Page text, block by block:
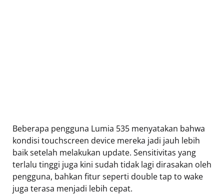
Beberapa pengguna Lumia 535 menyatakan bahwa
kondisi touchscreen device mereka jadi jauh lebih
baik setelah melakukan update. Sensitivitas yang
terlalu tinggi juga kini sudah tidak lagi dirasakan oleh
pengguna, bahkan fitur seperti double tap to wake
juga terasa menjadi lebih cepat.